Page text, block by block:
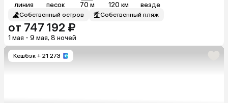
линия песок 70 м 120 км везде
Собственный остров Собственный пляж
от 747 192 ₽
1 мая - 9 мая, 8 ночей
Кешбэк + 21 273